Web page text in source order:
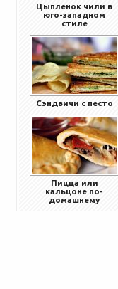
Цыпленок чили в
юго-западном
стиле
Сэндвичи с песто
Пицца или
кальцоне по-
домашнему